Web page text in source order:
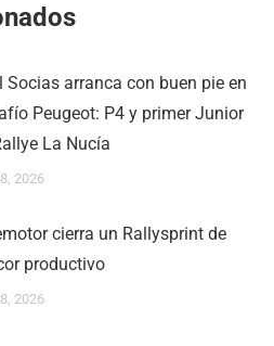
Socias arranca con buen pie en
Peugeot: P4 y primer Junior
La Nucía
2026
cierra un Rallysprint de
productivo
2026